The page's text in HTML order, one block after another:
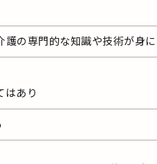
護の専門的な知識や技術が身
あり